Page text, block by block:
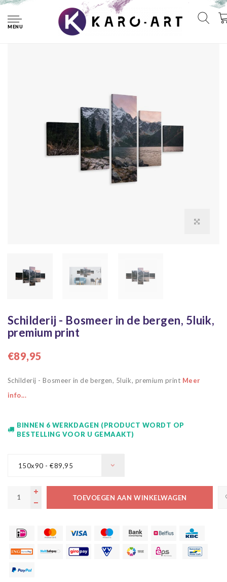
MENU
Schilderij - Bosmeer in de bergen, 5luik, premium print
Schilderij - Bosmeer in de bergen, 5luik,
premium print
€89,95
Schilderij - Bosmeer in de bergen, 5luik, premium print Meer
info...
BINNEN 6 WERKDAGEN (PRODUCT WORDT OP
BESTELLING VOOR U GEMAAKT)
150x90 - €89,95
TOEVOEGEN AAN WINKELWAGEN